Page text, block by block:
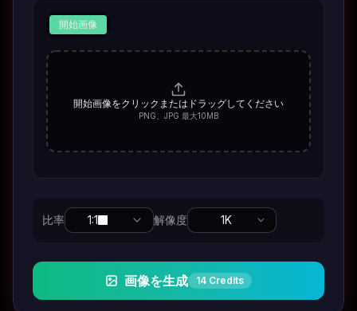
開始画像
開始画像をクリックまたはドラッグしてください
PNG、JPG 最大10MB
比率 1:1 解像度 1K
画像を生成 14 Credits